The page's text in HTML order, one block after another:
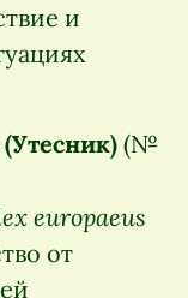
и
(№
europaeus
от